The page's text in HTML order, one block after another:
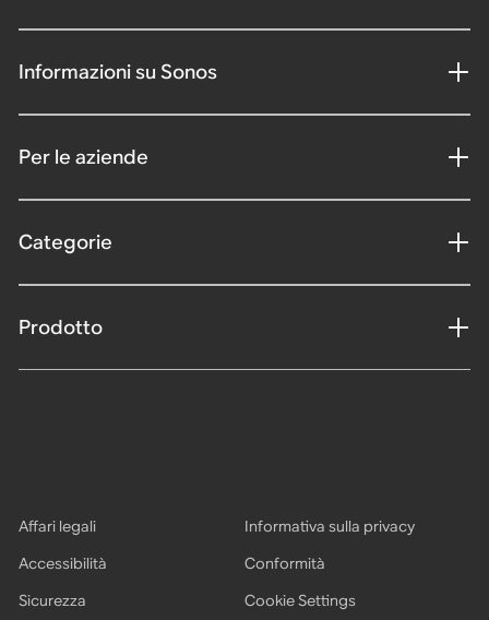
Informazioni su Sonos
Per le aziende
Categorie
Prodotto
Affari legali
Informativa sulla privacy
Accessibilità
Conformità
Sicurezza
Cookie Settings